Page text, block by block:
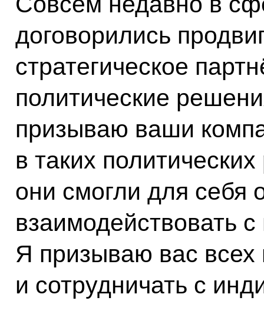
договорились
стратегическое
политические
призываю ваши
в таких
они смогли для себя
взаимодействовать
Я призываю вас
и сотрудничать с